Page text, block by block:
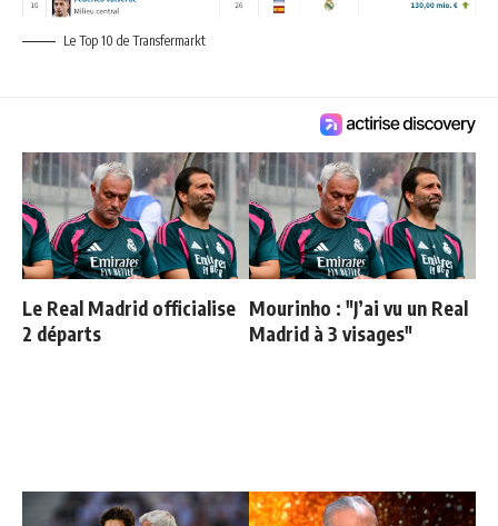
Le Top 10 de Transfermarkt
Le Real Madrid officialise
2 départs
Mourinho : "J’ai vu un Real
Madrid à 3 visages"